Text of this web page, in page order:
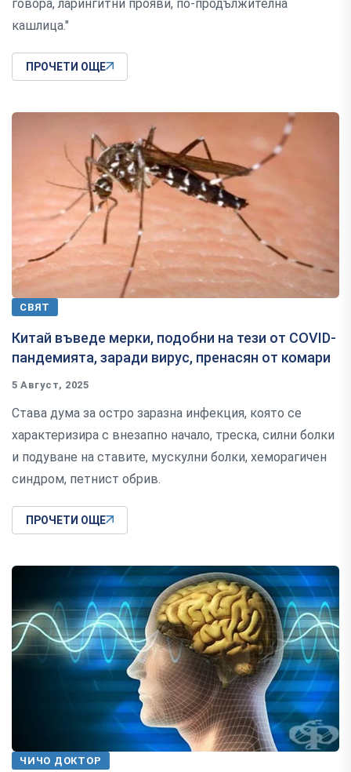
говора, ларингитни прояви, по-продължителна
кашлица."
ПРОЧЕТИ ОЩЕ
СВЯТ
Китай въведе мерки, подобни на тези от COVID-
пандемията, заради вирус, пренасян от комари
5 Август, 2025
Става дума за остро заразна инфекция, която се
характеризира с внезапно начало, треска, силни болки
и подуване на ставите, мускулни болки, хеморагичен
синдром, петнист обрив.
ПРОЧЕТИ ОЩЕ
ЧИЧО ДОКТОР